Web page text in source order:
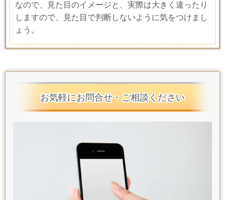
なので、見た目のイメージと、実際は大きく違ったり
しますので、見た目で判断しないように気をつけまし
ょう。
お気軽にお問合せ・ご相談ください